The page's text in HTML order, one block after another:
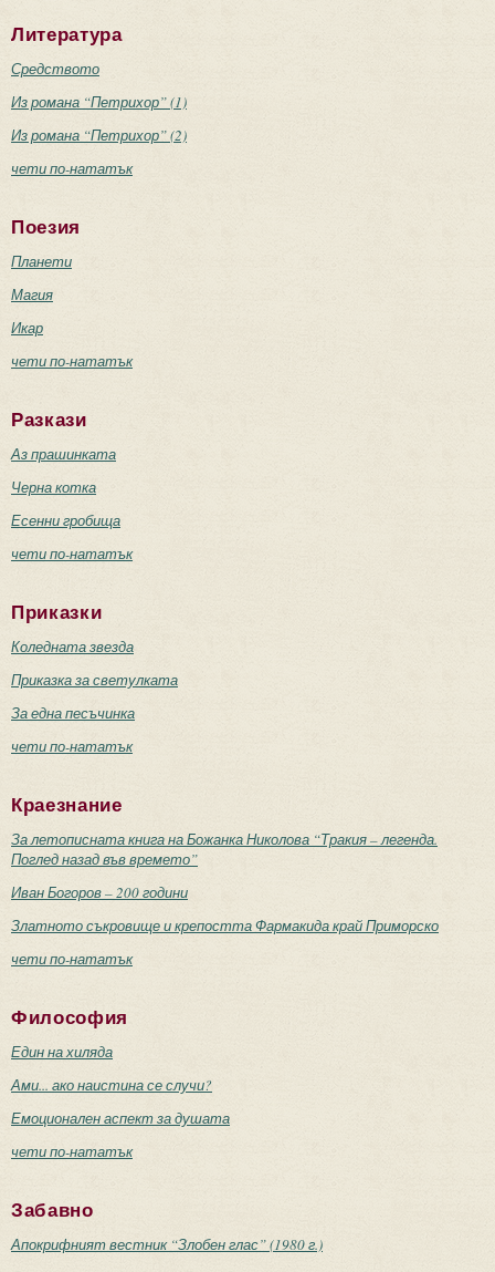
Литература
Средството
Из романа “Петрихор” (1)
Из романа “Петрихор” (2)
чети по-нататък
Поезия
Планети
Магия
Икар
чети по-нататък
Разкази
Аз прашинката
Черна котка
Есенни гробища
чети по-нататък
Приказки
Коледната звезда
Приказка за светулката
За една песъчинка
чети по-нататък
Краезнание
За летописната книга на Божанка Николова “Тракия – легенда.
Поглед назад във времето”
Иван Богоров – 200 години
Златното съкровище и крепостта Фармакида край Приморско
чети по-нататък
Философия
Един на хиляда
Ами... ако наистина се случи?
Емоционален аспект за душата
чети по-нататък
Забавно
Апокрифният вестник “Злобен глас” (1980 г.)